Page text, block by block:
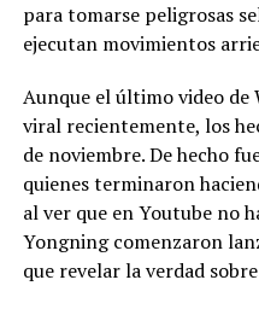
para tomarse peligrosas
ejecutan movimientos
Aunque el último video de
viral recientemente, los
de noviembre. De hecho
quienes terminaron
al ver que en Youtube no
Yongning comenzaron
que revelar la verdad